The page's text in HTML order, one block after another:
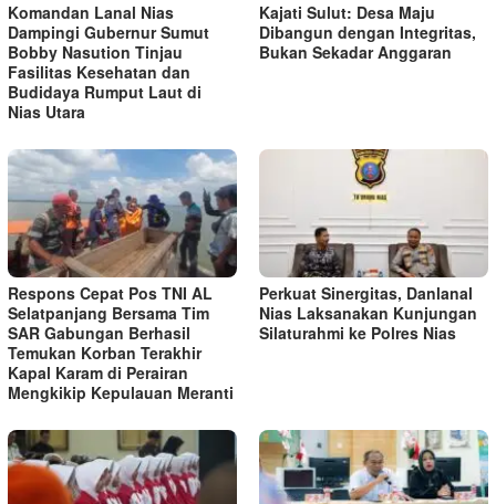
Komandan Lanal Nias
Dampingi Gubernur Sumut
Bobby Nasution Tinjau
Fasilitas Kesehatan dan
Budidaya Rumput Laut di
Nias Utara
Kajati Sulut: Desa Maju
Dibangun dengan Integritas,
Bukan Sekadar Anggaran
Respons Cepat Pos TNI AL
Selatpanjang Bersama Tim
SAR Gabungan Berhasil
Temukan Korban Terakhir
Kapal Karam di Perairan
Mengkikip Kepulauan Meranti
Perkuat Sinergitas, Danlanal
Nias Laksanakan Kunjungan
Silaturahmi ke Polres Nias